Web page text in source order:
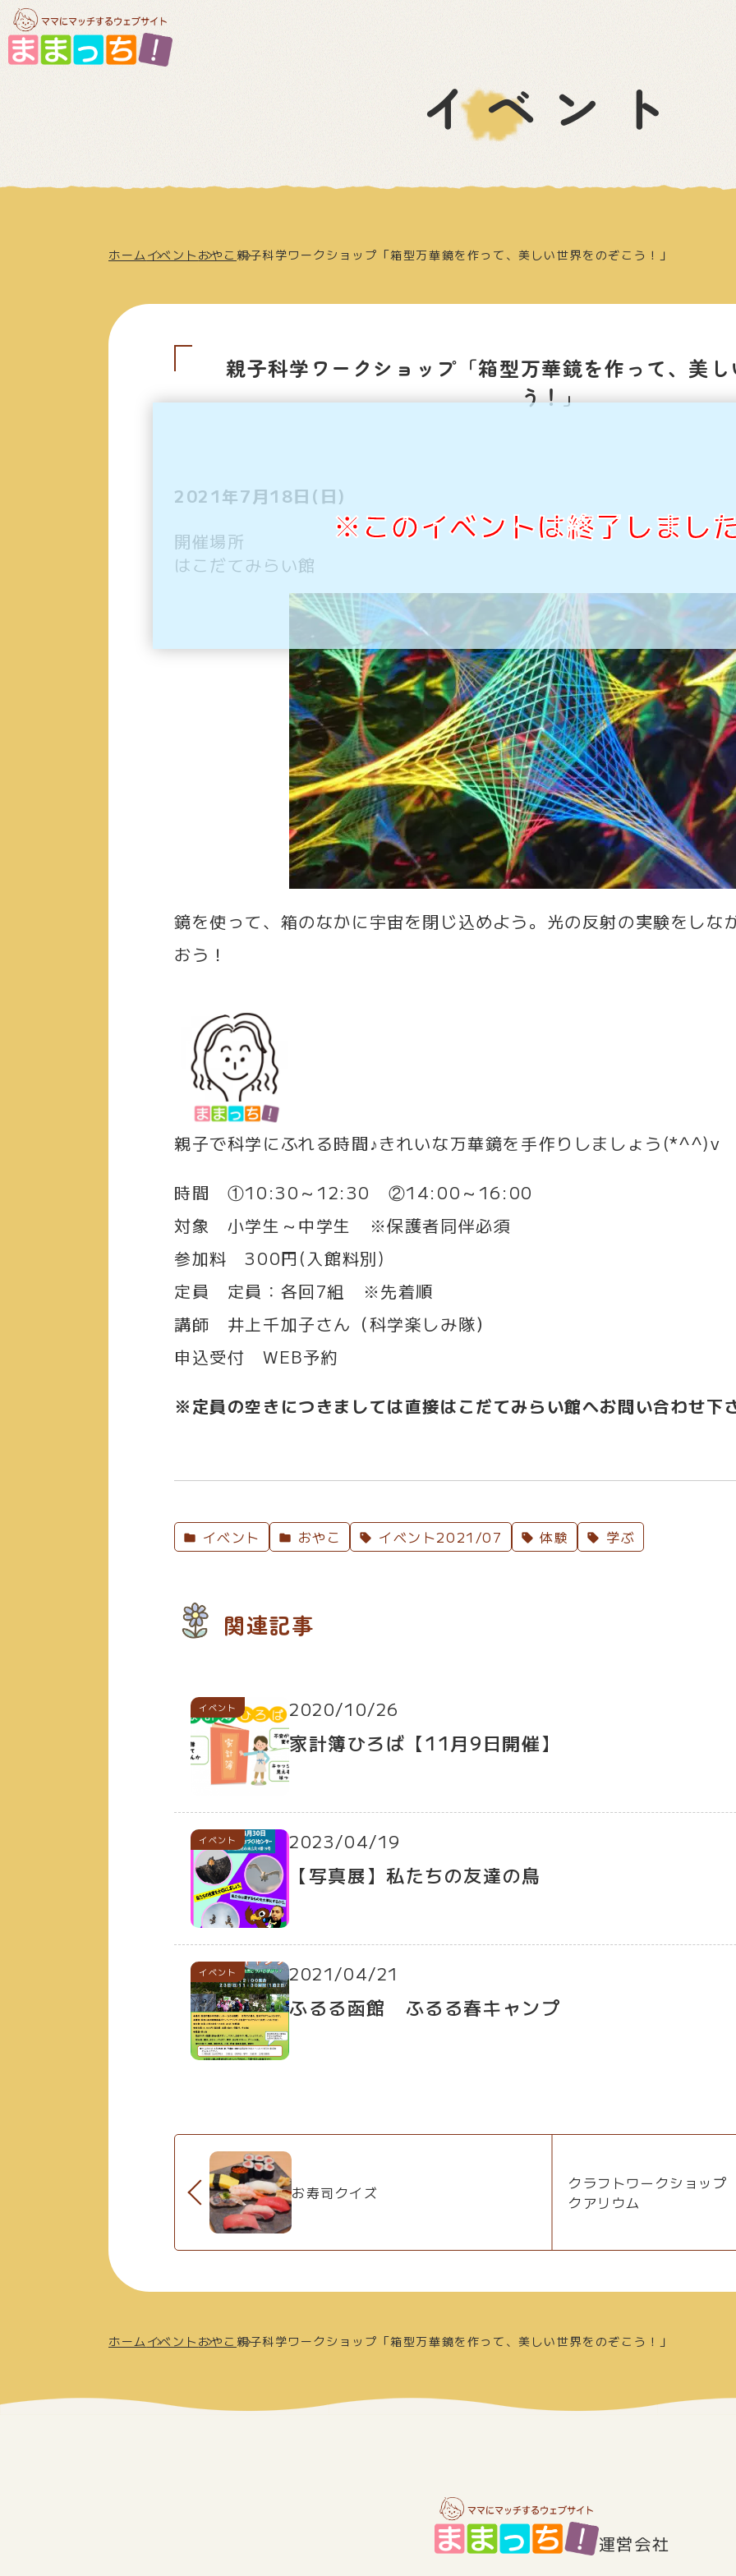
イベント
ホーム イベント おやこ 親子科学ワークショップ「箱型万華鏡を作って、美しい世界をのぞこう！」
親子科学ワークショップ「箱型万華鏡を作って、美
う！」
2021年7月18日(日)
開催場所
はこだてみらい館
鏡を使って、箱のなかに宇宙を閉じ込めよう。光の反射の実験をしな
おう！
親子で科学にふれる時間♪きれいな万華鏡を手作りしましょう(*^^)v
時間 ①1 0:30～12:30 ②14:00～16:00
対象
小学生～中学生 ※保護者同伴必須
参加料
300円(入館料別)
定員
定員：各回7組 ※先着順
講師 井上千加子さん（科学楽しみ隊）
申込受付 WEB予約
※定員の空きにつきましては直接はこだてみらい館へお問い合わせ下
※このイベントは終了しまし
イベント おやこ イベント2021/07 体験 学ぶ
関連記事
イベント 2020/10/26
家計簿ひろば【11月9日開催】
イベント 2023/04/19
【写真展】私たちの友達の鳥
イベント 2021/04/21
ふるる函館 ふるる春キャンプ
お寿司クイズ
クラフトワークショッ
クアリウム
ホーム イベント おやこ 親子科学ワークショップ「箱型万華鏡を作って、美しい世界をのぞこう！」
運営会社